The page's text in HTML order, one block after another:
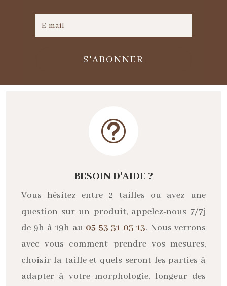
S'ABONNER
t
BESOIN D'AIDE ?
Vous hésitez entre 2 tailles ou avez une
question sur un produit, appelez-nous 7/7j
de 9h à 19h au 05 53 31 03 13. Nous verrons
avec vous comment prendre vos mesures,
choisir la taille et quels seront les parties à
adapter à votre morphologie, longeur des